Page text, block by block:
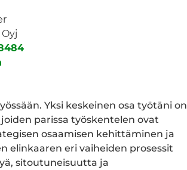
Yksi keskeinen osa työtäni on
parissa työskentelen ovat
osaamisen kehittäminen ja
elinkaaren eri vaiheiden prosessit
sitoutuneisuutta ja